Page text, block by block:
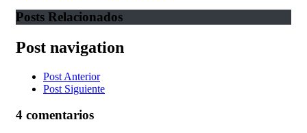
Posts Relacionados
Post navigation
Post Anterior
Post Siguiente
4 comentarios